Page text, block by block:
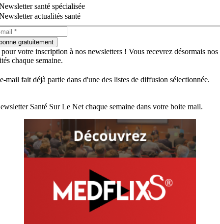
santé spécialisée
actualités santé
gratuitement
votre inscription à nos newsletters ! Vous recevrez désormais nos
chaque semaine.
mail fait déjà partie dans d'une des listes de diffusion sélectionnée.
Santé Sur Le Net chaque semaine dans votre boite mail.